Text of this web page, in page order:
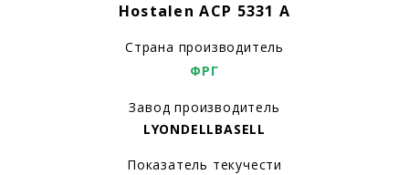
Hostalen ACP 5331 A
Страна производитель
ФРГ
Завод производитель
LYONDELLBASELL
Показатель текучести